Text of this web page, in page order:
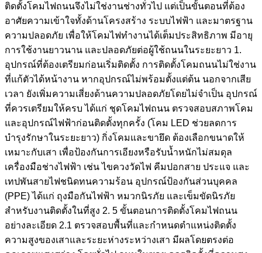
ติดตั้งโคมไฟถนนจึงไม่ใช่งานช่างทั่วไป แต่เป็นขั้นตอนที่ต้อง
อาศัยความเข้าใจทั้งด้านโครงสร้าง ระบบไฟฟ้า และมาตรฐาน
ความปลอดภัย เพื่อให้โคมไฟทำงานได้เต็มประสิทธิภาพ มีอายุ
การใช้งานยาวนาน และปลอดภัยต่อผู้ใช้ถนนในระยะยาว 1.
อุปกรณ์ที่ต้องเตรียมก่อนเริ่มติดตั้ง การติดตั้งโคมถนนไม่ใช่งาน
ที่แก้ตัวได้หน้างาน หากอุปกรณ์ไม่พร้อมตั้งแต่ต้น นอกจากเสีย
เวลา ยังเพิ่มความเสี่ยงด้านความปลอดภัยโดยไม่จำเป็น อุปกรณ์
ที่ควรเตรียมให้ครบ ได้แก่ ชุดโคมไฟถนน ตรวจสอบสภาพโคม
และอุปกรณ์ไฟฟ้าก่อนติดตั้งทุกครั้ง (โคม LED ช่วยลดการ
บำรุงรักษาในระยะยาว) กิ่งโคมและขายึด ต้องเลือกขนาดให้
เหมาะกับเสา เพื่อป้องกันการเอียงหรือรับน้ำหนักไม่สมดุล
เครื่องมือช่างไฟฟ้า เช่น ไขควงวัดไฟ คีมปอกสาย ประแจ และ
เทปพันสายไฟชนิดทนความร้อน อุปกรณ์ป้องกันส่วนบุคคล
(PPE) ได้แก่ ถุงมือกันไฟฟ้า หมวกนิรภัย และเข็มขัดนิรภัย
สำหรับงานติดตั้งในที่สูง 2. 5 ขั้นตอนการติดตั้งโคมไฟถนน
อย่างละเอียด 2.1 ตรวจสอบพื้นที่และกำหนดตำแหน่งติดตั้ง
ความสูงของเสาและระยะห่างระหว่างเสา มีผลโดยตรงต่อ